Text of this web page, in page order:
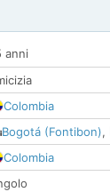
anni
Colombia
Bogotá (Fontibon),
Colombia